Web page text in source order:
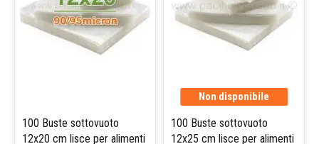
100 Buste sottovuoto
12x20 cm lisce per alimenti
Non disponibile
100 Buste sottovuoto
12x25 cm lisce per alimenti